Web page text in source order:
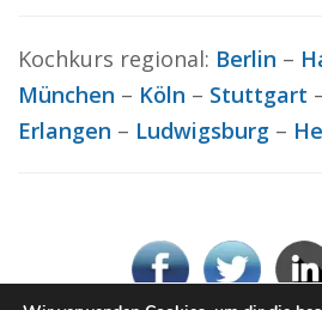
Kochkurs regional: Berlin –
München – Köln – Stuttgart
Erlangen – Ludwigsburg –